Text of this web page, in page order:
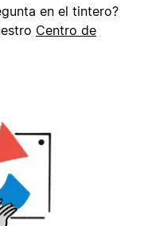
en el tintero?
Centro de